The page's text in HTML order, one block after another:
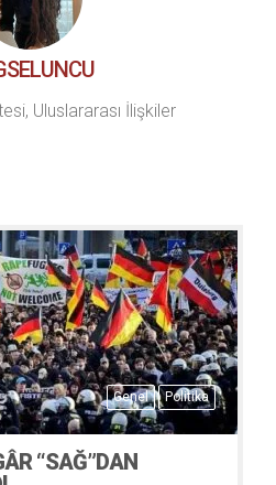
Uluslararası İlişkiler
Genel Politika
“SAĞ”DAN